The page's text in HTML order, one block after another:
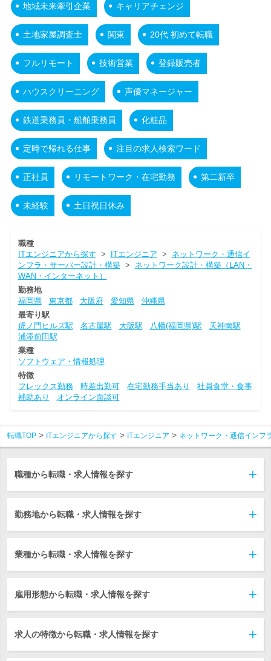
地域未来牽引企業 キャリアチェンジ
土地家屋調査士 関東 20代 初めて転職
フルリモート 技術営業 登録販売者
ハウスクリーニング 声優マネージャー
鉄道乗務員・船舶乗務員 化粧品
定時で帰れる仕事 注目の求人検索ワード
正社員 リモートワーク・在宅勤務 第二新卒
未経験 土日祝日休み
職種
ITエンジニアから探す > ITエンジニア > ネットワーク・通信イ
ンフラ・サーバー設計・構築> ネットワーク設計・構築（LAN・
WAN・インターネット）
勤務地
福岡県
東京都 大阪府 愛知県
沖縄県
最寄り駅
虎ノ門ヒルズ駅
名古屋駅 大阪駅 八幡(福岡県)駅
天神南駅
浦添前田駅
業種
ソフトウェア・情報処理
特徴
フレックス勤務
時差出勤可 在宅勤務手当あり
社員食堂・食事
補助あり
オンライン面談可
転職TOP ITエンジニアから探す ITエンジニア ネットワーク・通信インフ
職種から転職・求人情報を探す
勤務地から転職・求人情報を探す
業種から転職・求人情報を探す
雇用形態から転職・求人情報を探す
求人の特徴から転職・求人情報を探す